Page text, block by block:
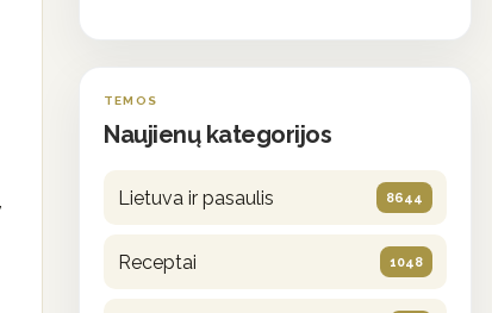
TEMOS
Naujienų kategorijos
Lietuva ir pasaulis 8644
Receptai 1048